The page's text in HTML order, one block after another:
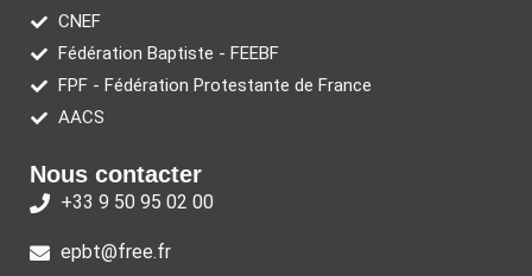
CNEF
Fédération Baptiste - FEEBF
FPF - Fédération Protestante de France
AACS
Nous contacter
+33 9 50 95 02 00
epbt@free.fr